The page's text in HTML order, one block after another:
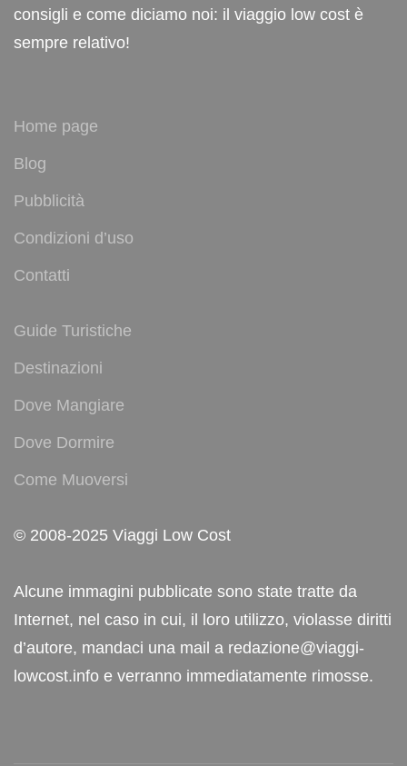
consigli e come diciamo noi: il viaggio low cost è
sempre relativo!
Home page
Blog
Pubblicità
Condizioni d’uso
Contatti
Guide Turistiche
Destinazioni
Dove Mangiare
Dove Dormire
Come Muoversi
© 2008-2025 Viaggi Low Cost
Alcune immagini pubblicate sono state tratte da
Internet, nel caso in cui, il loro utilizzo, violasse diritti
d’autore, mandaci una mail a redazione@viaggi-
lowcost.info e verranno immediatamente rimosse.